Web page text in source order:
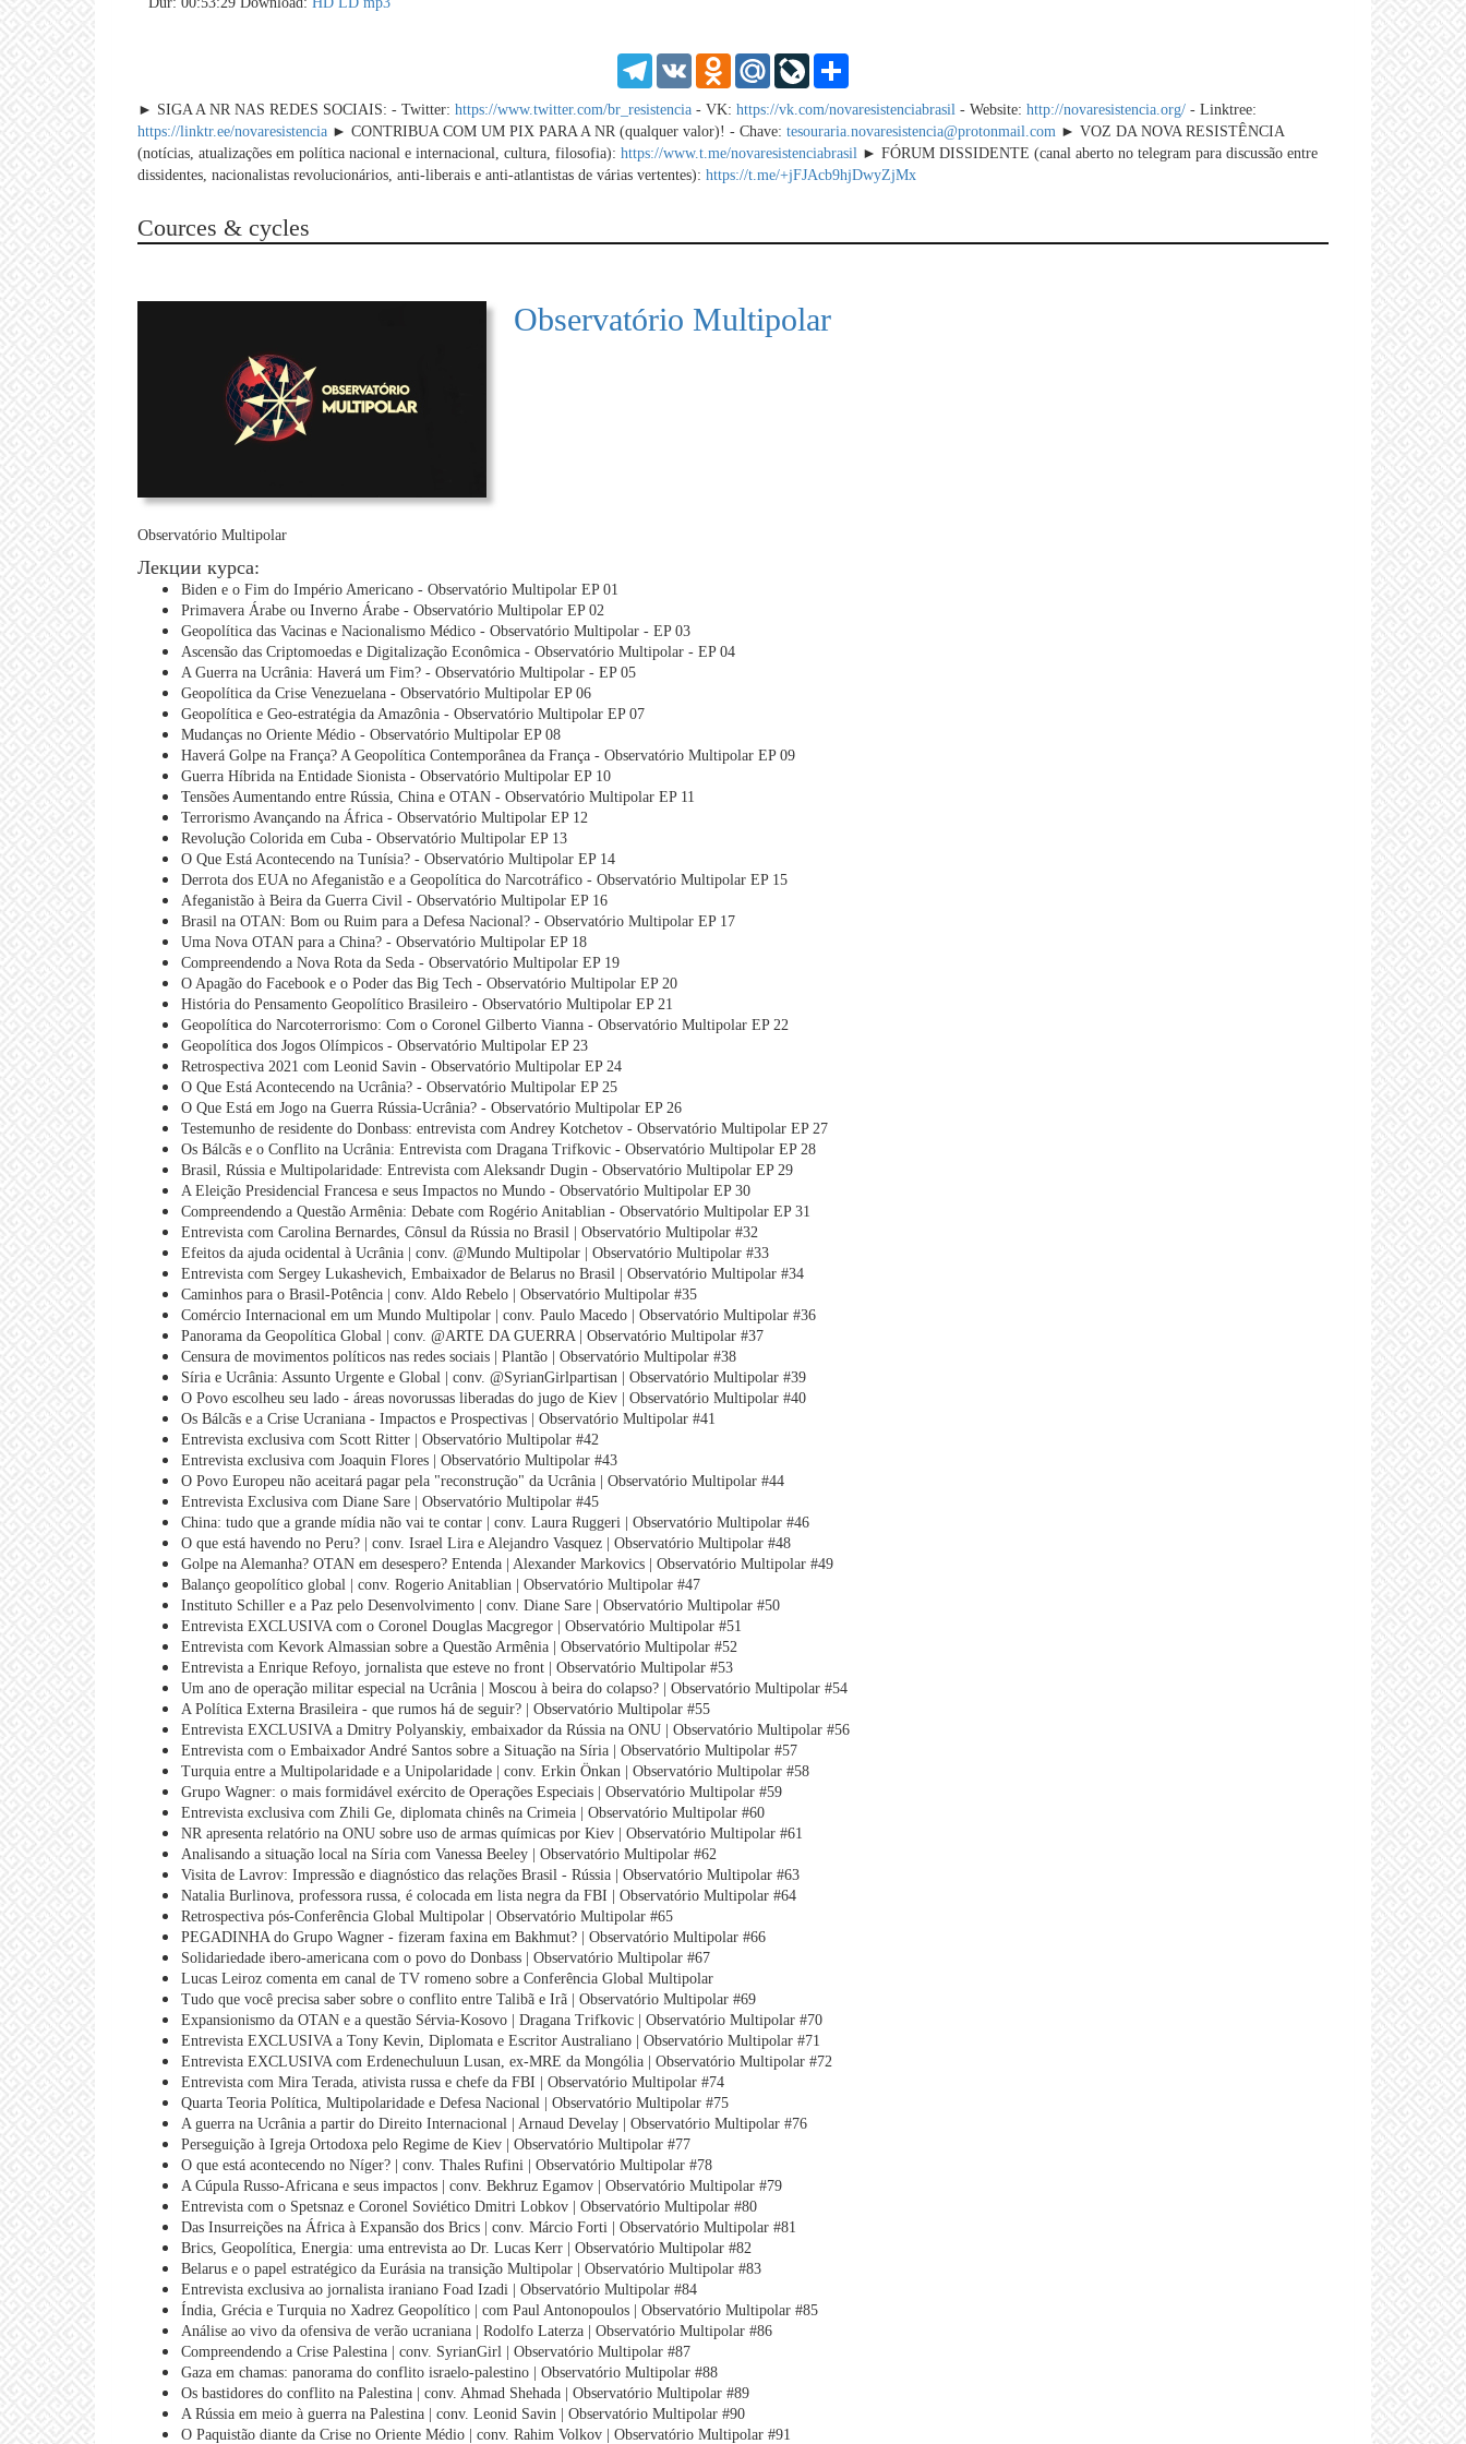
0.25
TelegramVK Odnoklassniki
Mail.Ru LiveJournal
► SIGA A NR NAS REDES SOCIAIS: - Twitter: https://www.twitter.com/br_resistencia - VK: https://vk.com/novaresistenciabrasil - Website: http://novaresistencia.org/ - Linktree:
https://linktr.ee/novaresistencia ► CONTRIBUA COM UM PIX PARA A NR (qualquer valor)! - Chave: tesouraria.novaresistencia@protonmail.com ► VOZ DA NOVA RESISTÊNCIA
(notícias, atualizações em política nacional e internacional, cultura, filosofia): https://www.t.me/novaresistenciabrasil ► FÓRUM DISSIDENTE (canal aberto no telegram para discussão entre
dissidentes, nacionalistas revolucionários, anti-liberais e anti-atlantistas de várias vertentes): https://t.me/+jFJAcb9hjDwyZjMx
Cources & cycles
Observatório Multipolar
Observatório Multipolar
Лекции курса:
Biden e o Fim do Império Americano - Observatório Multipolar EP 01
Primavera Árabe ou Inverno Árabe - Observatório Multipolar EP 02
Geopolítica das Vacinas e Nacionalismo Médico - Observatório Multipolar - EP 03
Ascensão das Criptomoedas e Digitalização Econômica - Observatório Multipolar - EP 04
A Guerra na Ucrânia: Haverá um Fim? - Observatório Multipolar - EP 05
Geopolítica da Crise Venezuelana - Observatório Multipolar EP 06
Geopolítica e Geo-estratégia da Amazônia - Observatório Multipolar EP 07
Mudanças no Oriente Médio - Observatório Multipolar EP 08
Haverá Golpe na França? A Geopolítica Contemporânea da França - Observatório Multipolar EP 09
Guerra Híbrida na Entidade Sionista - Observatório Multipolar EP 10
Tensões Aumentando entre Rússia, China e OTAN - Observatório Multipolar EP 11
Terrorismo Avançando na África - Observatório Multipolar EP 12
Revolução Colorida em Cuba - Observatório Multipolar EP 13
O Que Está Acontecendo na Tunísia? - Observatório Multipolar EP 14
Derrota dos EUA no Afeganistão e a Geopolítica do Narcotráfico - Observatório Multipolar EP 15
Afeganistão à Beira da Guerra Civil - Observatório Multipolar EP 16
Brasil na OTAN: Bom ou Ruim para a Defesa Nacional? - Observatório Multipolar EP 17
Uma Nova OTAN para a China? - Observatório Multipolar EP 18
Compreendendo a Nova Rota da Seda - Observatório Multipolar EP 19
O Apagão do Facebook e o Poder das Big Tech - Observatório Multipolar EP 20
História do Pensamento Geopolítico Brasileiro - Observatório Multipolar EP 21
Geopolítica do Narcoterrorismo: Com o Coronel Gilberto Vianna - Observatório Multipolar EP 22
Geopolítica dos Jogos Olímpicos - Observatório Multipolar EP 23
Retrospectiva 2021 com Leonid Savin - Observatório Multipolar EP 24
O Que Está Acontecendo na Ucrânia? - Observatório Multipolar EP 25
O Que Está em Jogo na Guerra Rússia-Ucrânia? - Observatório Multipolar EP 26
Testemunho de residente do Donbass: entrevista com Andrey Kotchetov - Observatório Multipolar EP 27
Os Bálcãs e o Conflito na Ucrânia: Entrevista com Dragana Trifkovic - Observatório Multipolar EP 28
Brasil, Rússia e Multipolaridade: Entrevista com Aleksandr Dugin - Observatório Multipolar EP 29
A Eleição Presidencial Francesa e seus Impactos no Mundo - Observatório Multipolar EP 30
Compreendendo a Questão Armênia: Debate com Rogério Anitablian - Observatório Multipolar EP 31
Entrevista com Carolina Bernardes, Cônsul da Rússia no Brasil | Observatório Multipolar #32
Efeitos da ajuda ocidental à Ucrânia | conv. @Mundo Multipolar | Observatório Multipolar #33
Entrevista com Sergey Lukashevich, Embaixador de Belarus no Brasil | Observatório Multipolar #34
Caminhos para o Brasil-Potência | conv. Aldo Rebelo | Observatório Multipolar #35
Comércio Internacional em um Mundo Multipolar | conv. Paulo Macedo | Observatório Multipolar #36
Panorama da Geopolítica Global | conv. @ARTE DA GUERRA | Observatório Multipolar #37
Censura de movimentos políticos nas redes sociais | Plantão | Observatório Multipolar #38
Síria e Ucrânia: Assunto Urgente e Global | conv. @SyrianGirlpartisan | Observatório Multipolar #39
O Povo escolheu seu lado - áreas novorussas liberadas do jugo de Kiev | Observatório Multipolar #40
Os Bálcãs e a Crise Ucraniana - Impactos e Prospectivas | Observatório Multipolar #41
Entrevista exclusiva com Scott Ritter | Observatório Multipolar #42
Entrevista exclusiva com Joaquin Flores | Observatório Multipolar #43
O Povo Europeu não aceitará pagar pela "reconstrução" da Ucrânia | Observatório Multipolar #44
Entrevista Exclusiva com Diane Sare | Observatório Multipolar #45
China: tudo que a grande mídia não vai te contar | conv. Laura Ruggeri | Observatório Multipolar #46
O que está havendo no Peru? | conv. Israel Lira e Alejandro Vasquez | Observatório Multipolar #48
Golpe na Alemanha? OTAN em desespero? Entenda | Alexander Markovics | Observatório Multipolar #49
Balanço geopolítico global | conv. Rogerio Anitablian | Observatório Multipolar #47
Instituto Schiller e a Paz pelo Desenvolvimento | conv. Diane Sare | Observatório Multipolar #50
Entrevista EXCLUSIVA com o Coronel Douglas Macgregor | Observatório Multipolar #51
Entrevista com Kevork Almassian sobre a Questão Armênia | Observatório Multipolar #52
Entrevista a Enrique Refoyo, jornalista que esteve no front | Observatório Multipolar #53
Um ano de operação militar especial na Ucrânia | Moscou à beira do colapso? | Observatório Multipolar #54
A Política Externa Brasileira - que rumos há de seguir? | Observatório Multipolar #55
Entrevista EXCLUSIVA a Dmitry Polyanskiy, embaixador da Rússia na ONU | Observatório Multipolar #56
Entrevista com o Embaixador André Santos sobre a Situação na Síria | Observatório Multipolar #57
Turquia entre a Multipolaridade e a Unipolaridade | conv. Erkin Önkan | Observatório Multipolar #58
Grupo Wagner: o mais formidável exército de Operações Especiais | Observatório Multipolar #59
Entrevista exclusiva com Zhili Ge, diplomata chinês na Crimeia | Observatório Multipolar #60
NR apresenta relatório na ONU sobre uso de armas químicas por Kiev | Observatório Multipolar #61
Analisando a situação local na Síria com Vanessa Beeley | Observatório Multipolar #62
Visita de Lavrov: Impressão e diagnóstico das relações Brasil - Rússia | Observatório Multipolar #63
Natalia Burlinova, professora russa, é colocada em lista negra da FBI | Observatório Multipolar #64
Retrospectiva pós-Conferência Global Multipolar | Observatório Multipolar #65
PEGADINHA do Grupo Wagner - fizeram faxina em Bakhmut? | Observatório Multipolar #66
Solidariedade ibero-americana com o povo do Donbass | Observatório Multipolar #67
Lucas Leiroz comenta em canal de TV romeno sobre a Conferência Global Multipolar
Tudo que você precisa saber sobre o conflito entre Talibã e Irã | Observatório Multipolar #69
Expansionismo da OTAN e a questão Sérvia-Kosovo | Dragana Trifkovic | Observatório Multipolar #70
Entrevista EXCLUSIVA a Tony Kevin, Diplomata e Escritor Australiano | Observatório Multipolar #71
Entrevista EXCLUSIVA com Erdenechuluun Lusan, ex-MRE da Mongólia | Observatório Multipolar #72
Entrevista com Mira Terada, ativista russa e chefe da FBI | Observatório Multipolar #74
Quarta Teoria Política, Multipolaridade e Defesa Nacional | Observatório Multipolar #75
A guerra na Ucrânia a partir do Direito Internacional | Arnaud Develay | Observatório Multipolar #76
Perseguição à Igreja Ortodoxa pelo Regime de Kiev | Observatório Multipolar #77
O que está acontecendo no Níger? | conv. Thales Rufini | Observatório Multipolar #78
A Cúpula Russo-Africana e seus impactos | conv. Bekhruz Egamov | Observatório Multipolar #79
Entrevista com o Spetsnaz e Coronel Soviético Dmitri Lobkov | Observatório Multipolar #80
Das Insurreições na África à Expansão dos Brics | conv. Márcio Forti | Observatório Multipolar #81
Brics, Geopolítica, Energia: uma entrevista ao Dr. Lucas Kerr | Observatório Multipolar #82
Belarus e o papel estratégico da Eurásia na transição Multipolar | Observatório Multipolar #83
Entrevista exclusiva ao jornalista iraniano Foad Izadi | Observatório Multipolar #84
Índia, Grécia e Turquia no Xadrez Geopolítico | com Paul Antonopoulos | Observatório Multipolar #85
Análise ao vivo da ofensiva de verão ucraniana | Rodolfo Laterza | Observatório Multipolar #86
Compreendendo a Crise Palestina | conv. SyrianGirl | Observatório Multipolar #87
Gaza em chamas: panorama do conflito israelo-palestino | Observatório Multipolar #88
Os bastidores do conflito na Palestina | conv. Ahmad Shehada | Observatório Multipolar #89
A Rússia em meio à guerra na Palestina | conv. Leonid Savin | Observatório Multipolar #90
O Paquistão diante da Crise no Oriente Médio | conv. Rahim Volkov | Observatório Multipolar #91